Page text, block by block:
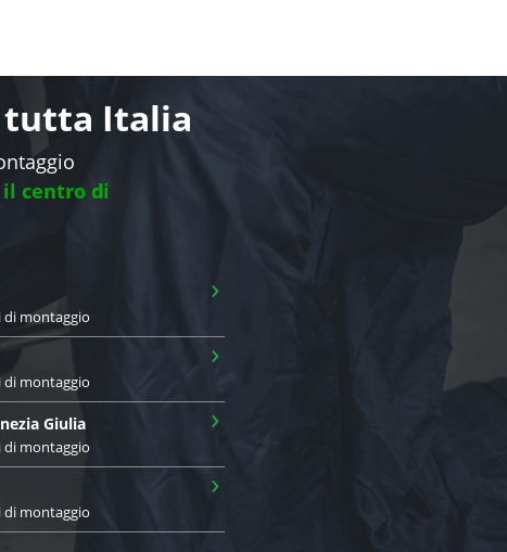
tutta Italia
il centro di
di montaggio
›
di montaggio
›
Giulia
di montaggio
›
di montaggio
›